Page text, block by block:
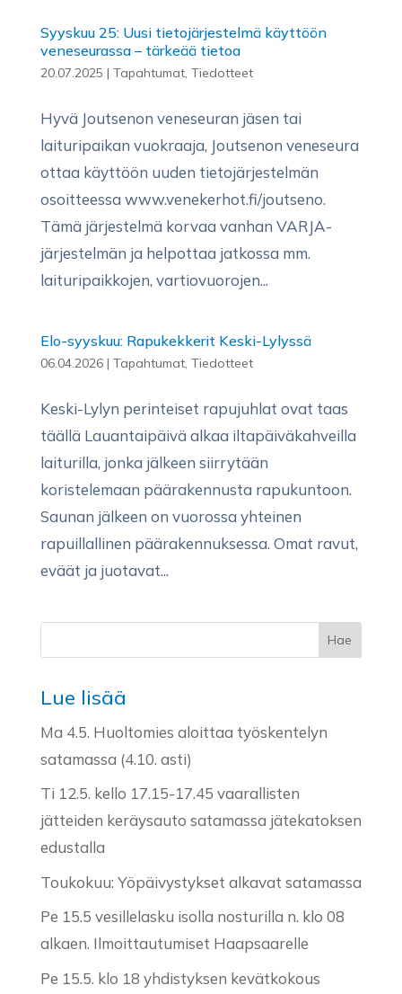
Syyskuu 25: Uusi tietojärjestelmä käyttöön
veneseurassa – tärkeää tietoa
20.07.2025 | Tapahtumat, Tiedotteet
Hyvä Joutsenon veneseuran jäsen tai
laituripaikan vuokraaja, Joutsenon veneseura
ottaa käyttöön uuden tietojärjestelmän
osoitteessa www.venekerhot.fi/joutseno.
Tämä järjestelmä korvaa vanhan VARJA-
järjestelmän ja helpottaa jatkossa mm.
laituripaikkojen, vartiovuorojen...
Elo-syyskuu: Rapukekkerit Keski-Lylyssä
06.04.2026| Tapahtumat, Tiedotteet
Keski-Lylyn perinteiset rapujuhlat ovat taas
täällä Lauantaipäivä alkaa iltapäiväkahveilla
laiturilla, jonka jälkeen siirrytään
koristelemaan päärakennusta rapukuntoon.
Saunan jälkeen on vuorossa yhteinen
rapuillallinen päärakennuksessa. Omat ravut,
eväät ja juotavat...
Lue lisää
Ma 4.5. Huoltomies aloittaa työskentelyn
satamassa (4.10. asti)
Ti 12.5. kello 17.15-17.45 vaarallisten
jätteiden keräysauto satamassa jätekatoksen
edustalla
Toukokuu: Yöpäivystykset alkavat satamassa
Pe 15.5 vesillelasku isolla nosturilla n. klo 08
alkaen. Ilmoittautumiset Haapsaarelle
Pe 15.5. klo 18 yhdistyksen kevätkokous